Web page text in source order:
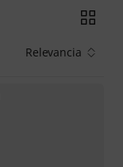
Relevancia